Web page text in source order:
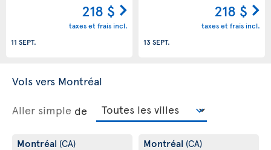
218 $
taxes et frais incl.
11 SEPT.
218 $
taxes et frais incl.
13 SEPT.
Vols vers Montréal
Aller simple de
Montréal (CA) Montréal (CA)